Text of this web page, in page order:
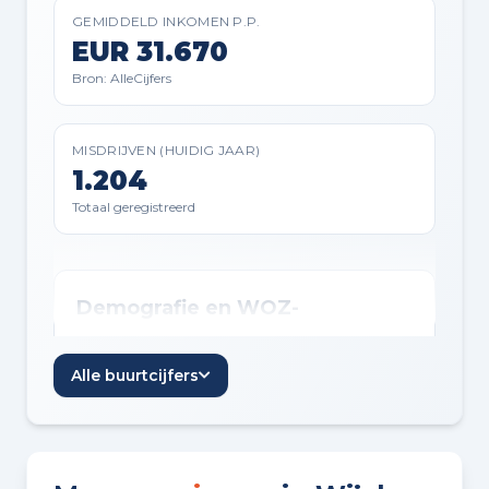
Douche, toilet, en wastafel
Extra kenmerken
GEMIDDELD INKOMEN P.P.
EUR 31.670
Bron: AlleCijfers
MISDRIJVEN (HUIDIG JAAR)
1.204
Totaal geregistreerd
Demografie en WOZ-
Inwoners per jaar
Alle buurtcijfers